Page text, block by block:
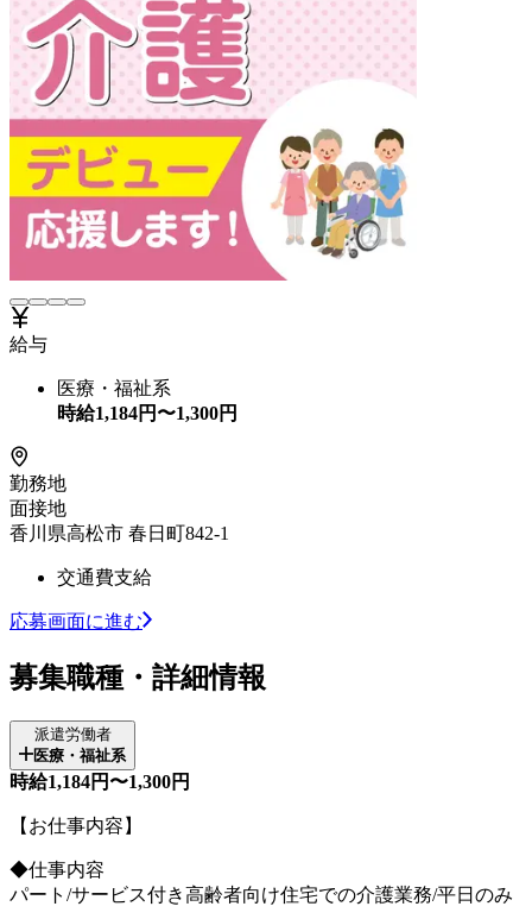
給与
医療・福祉系
時給1,184円〜1,300円
勤務地
面接地
香川県高松市 春日町842-1
交通費支給
応募画面に進む
募集職種・詳細情報
派遣労働者
医療・福祉系
時給1,184円〜1,300円
【お仕事内容】
◆仕事内容
パート/サービス付き高齢者向け住宅での介護業務/平日のみ